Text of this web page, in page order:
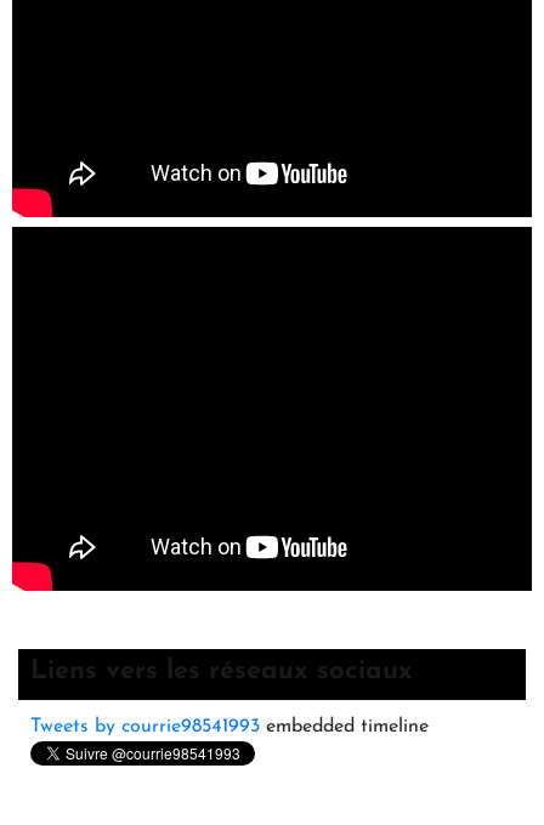
Liens vers les réseaux sociaux
Tweets by courrie98541993 embedded timeline